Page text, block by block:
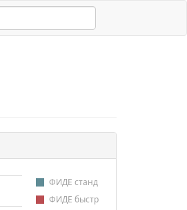
ФИДЕ станд
ФИДЕ быстр